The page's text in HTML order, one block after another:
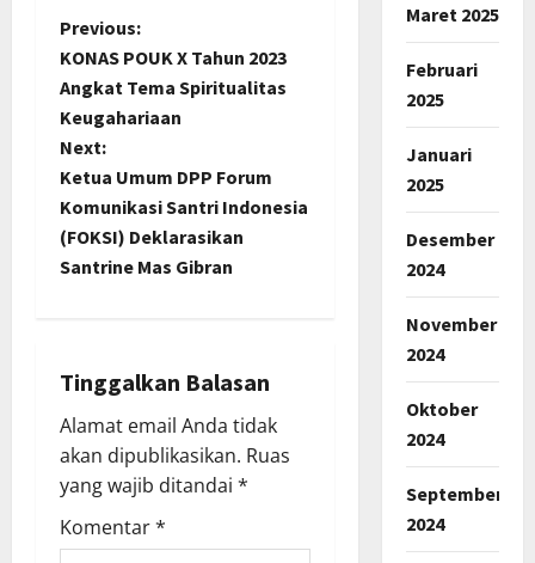
P
o
s
t
n
a
i
g
a
t
Previous:
KONAS POUK X Tahun 2023
Angkat Tema Spiritualitas
Keugahariaan
Next:
Ketua Umum DPP Forum
Komunikasi Santri Indonesia
(FOKSI) Deklarasikan
Santrine Mas Gibran
Tinggalkan Balasan
Alamat email Anda tidak
akan dipublikasikan. Ruas
yang wajib ditandai *
Komentar*
Maret 2025
Februari
2025
Januari
2025
Desember
2024
November
2024
Oktober
2024
September
2024